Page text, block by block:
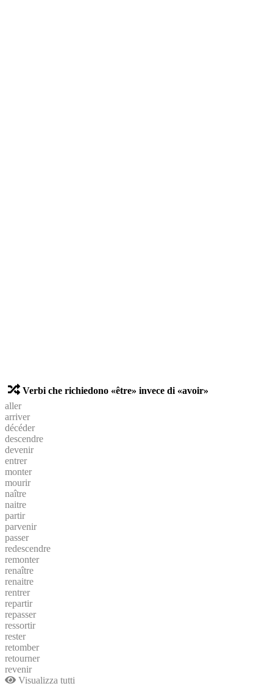
Verbi che richiedono «être» invece di «avoir»
aller
arriver
décéder
descendre
devenir
entrer
monter
mourir
naître
naitre
partir
parvenir
passer
redescendre
remonter
renaître
renaitre
rentrer
repartir
repasser
ressortir
rester
retomber
retourner
revenir
Visualizza tutti